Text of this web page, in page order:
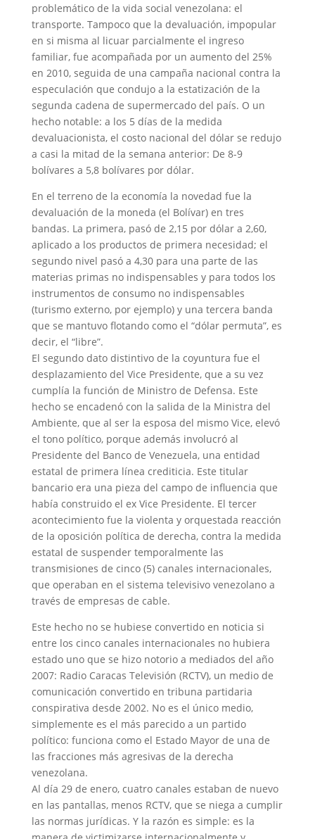
problemático de la vida social venezolana: el
transporte. Tampoco que la devaluación, impopular
en si misma al licuar parcialmente el ingreso
familiar, fue acompañada por un aumento del 25%
en 2010, seguida de una campaña nacional contra la
especulación que condujo a la estatización de la
segunda cadena de supermercado del país. O un
hecho notable: a los 5 días de la medida
devaluacionista, el costo nacional del dólar se redujo
a casi la mitad de la semana anterior: De 8-9
bolívares a 5,8 bolívares por dólar.
En el terreno de la economía la novedad fue la
devaluación de la moneda (el Bolívar) en tres
bandas. La primera, pasó de 2,15 por dólar a 2,60,
aplicado a los productos de primera necesidad; el
segundo nivel pasó a 4,30 para una parte de las
materias primas no indispensables y para todos los
instrumentos de consumo no indispensables
(turismo externo, por ejemplo) y una tercera banda
que se mantuvo flotando como el “dólar permuta”, es
decir, el “libre”.
El segundo dato distintivo de la coyuntura fue el
desplazamiento del Vice Presidente, que a su vez
cumplía la función de Ministro de Defensa. Este
hecho se encadenó con la salida de la Ministra del
Ambiente, que al ser la esposa del mismo Vice, elevó
el tono político, porque además involucró al
Presidente del Banco de Venezuela, una entidad
estatal de primera línea crediticia. Este titular
bancario era una pieza del campo de influencia que
había construido el ex Vice Presidente. El tercer
acontecimiento fue la violenta y orquestada reacción
de la oposición política de derecha, contra la medida
estatal de suspender temporalmente las
transmisiones de cinco (5) canales internacionales,
que operaban en el sistema televisivo venezolano a
través de empresas de cable.
Este hecho no se hubiese convertido en noticia si
entre los cinco canales internacionales no hubiera
estado uno que se hizo notorio a mediados del año
2007: Radio Caracas Televisión (RCTV), un medio de
comunicación convertido en tribuna partidaria
conspirativa desde 2002. No es el único medio,
simplemente es el más parecido a un partido
político: funciona como el Estado Mayor de una de
las fracciones más agresivas de la derecha
venezolana.
Al día 29 de enero, cuatro canales estaban de nuevo
en las pantallas, menos RCTV, que se niega a cumplir
las normas jurídicas. Y la razón es simple: es la